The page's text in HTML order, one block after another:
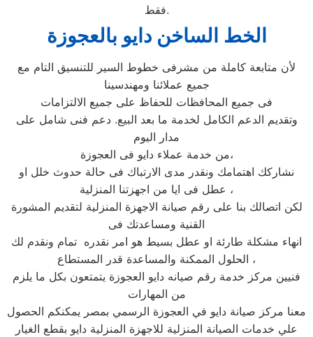
فقط.
الخط الساخن دايو بالعجوزة
لأن متابعة كاملة من مشرفى خطوط السير للتنسيق التام مع
جميع عملائنا ومهندسينا
فى جميع المحافظات للحفاظ على جميع الالتزامات
وتقديم الدعم الكامل لخدمة ما بعد البيع. دعم فنى شامل على
مدار اليوم
من خدمة عملاء دايو فى العجوزة،
نشاركك اهتمامك ونقدر مدى الارتباك فى حالة حدوث خلل او
عطل فى ايا من اجهزتنا المنزلية ،
لكن اتصالك بنا على رقم صيانة الاجهزة المنزلية لتقديم المشورة
القنية ومساعدتك فى
انهاء مشكلة طارئة او عطل بسيط هو امر نقدره تمام ونقدم لك
الحلول الممكنة والمساعدة قدر المستطاع ،
فنيين مركز خدمة رقم صيانه دايو العجوزة يتمتعون بكل ما يلزم
من المهارات
معنا مركز صيانة دايو في العجوزة الرسمي بمصر يمكنكم الحصول
علي خدمات الصيانة المنزلية للاجهزة المنزلية دايو بقطع الغيار